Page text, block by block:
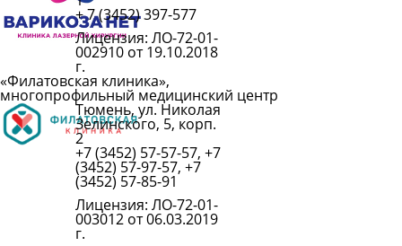
+ 7 (3452) 397-577
Лицензия: ЛО-72-01-
002910 от 19.10.2018
г.
«Филатовская клиника»,
многопрофильный медицинский центр
Тюмень, ул. Николая
Зелинского, 5, корп.
2
+7 (3452) 57-57-57, +7
(3452) 57-97-57, +7
(3452) 57-85-91
Лицензия: ЛО-72-01-
003012 от 06.03.2019
г.